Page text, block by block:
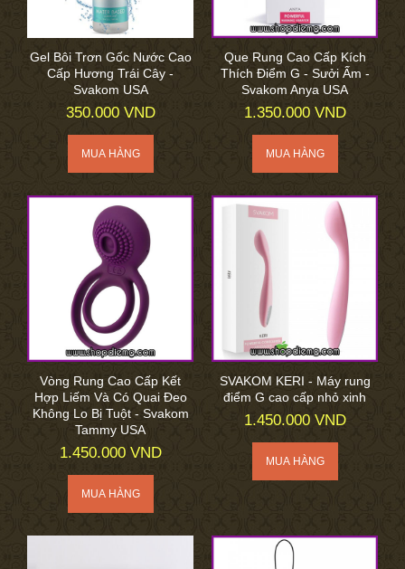
Gel Bôi Trơn Gốc Nước Cao
Cấp Hương Trái Cây -
Svakom USA
350.000 VND
Que Rung Cao Cấp Kích
Thích Điểm G - Sưởi Ấm -
Svakom Anya USA
1.350.000 VND
Vòng Rung Cao Cấp Kết
Hợp Liếm Và Có Quai Đeo
Không Lo Bị Tuột - Svakom
Tammy USA
1.450.000 VND
SVAKOM KERI - Máy rung
điểm G cao cấp nhỏ xinh
1.450.000 VND